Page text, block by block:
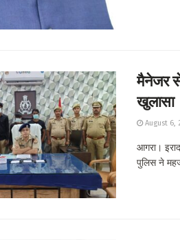
मैनेजर
खुलासा
August 6,
आगरा।
पुलिस ने